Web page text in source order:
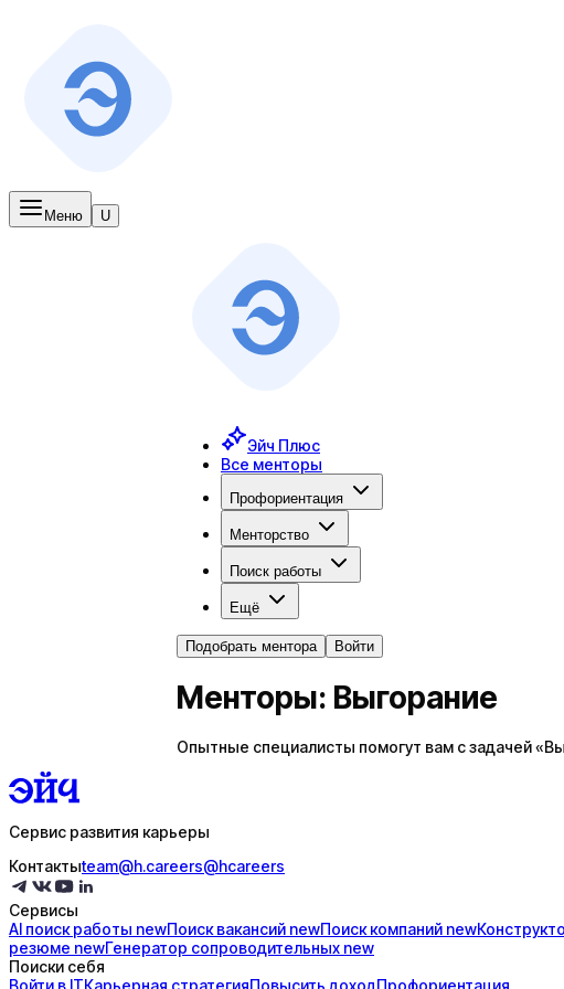
Меню U
Эйч Плюс
Все менторы
Профориентация
Менторство
Поиск работы
Ещё
Подобрать ментора Войти
Менторы: Выгорание
Опытные специалисты помогут вам с задачей
Сервис развития карьеры
Контактыteam@h.careers@hcareers
Сервисы
AI поискработы newПоисквакансий newПоисккомпаний new
резюме newГенератор сопроводительных new
Поиски себя
Войти в ITКарьерная стратегияПовысить доходПрофориентация